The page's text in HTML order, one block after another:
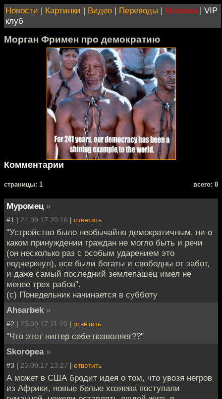
Новости | Картинки | Видео | Переводы | Магазин | VIP
клуб
Морган Фримен про демократию
Комментарии
cтраницы: 1 всего: 8
Муромец »
#1 | 24.09.17 20:16 | ответить
"Устройство было необычайно демократичным, ни о
каком принуждении граждан не могло быть и речи
(он несколько раз с особым ударением это
подчеркнул), все были богаты и свободны от забот,
и даже самый последний землепашец имел не
менее трех рабов".
(c) Понедельник начинается в субботу
Ahsarbek »
#2 | 25.09.17 11:20 | ответить
"Что этот ниггер себе позволяет??"
Skoropea »
#3 | 26.09.17 13:27 | ответить
А может в США бродит идея о том, что увозя негров
из Африки, новые белые хозяева поступали